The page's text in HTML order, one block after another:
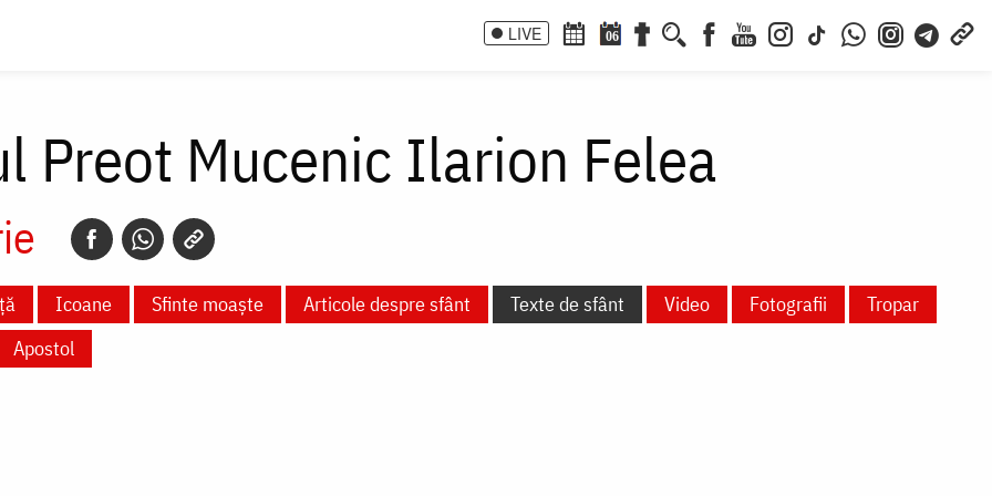
LIVE 06
Preot Mucenic Ilarion Felea
Icoane Sfinte moaște Articole despre sfânt Texte de sfânt Video Fotografii
Tropar
Apostol